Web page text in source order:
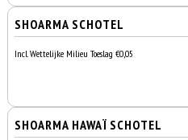
SHOARMA SCHOTEL
Incl. Wettelijke Milieu Toeslag €0,05
SHOARMA HAWAÏ SCHOTEL